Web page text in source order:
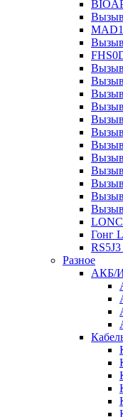
Гонг
Разное
АКБ/